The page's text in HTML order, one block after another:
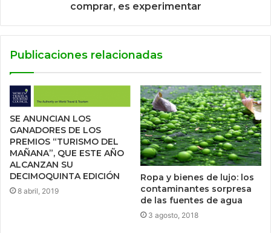
comprar, es experimentar
Publicaciones relacionadas
SE ANUNCIAN LOS
GANADORES DE LOS
PREMIOS “TURISMO DEL
MAÑANA”, QUE ESTE AÑO
ALCANZAN SU
DECIMOQUINTA EDICIÓN
8 abril, 2019
Ropa y bienes de lujo: los
contaminantes sorpresa
de las fuentes de agua
3 agosto, 2018